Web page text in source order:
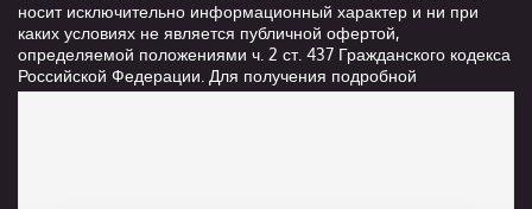
носит исключительно информационный характер и ни при
каких условиях не является публичной офертой,
определяемой положениями ч. 2 ст. 437 Гражданского кодекса
Российской Федерации. Для получения подробной
информации о стоимости и сроках выполнения услуг,